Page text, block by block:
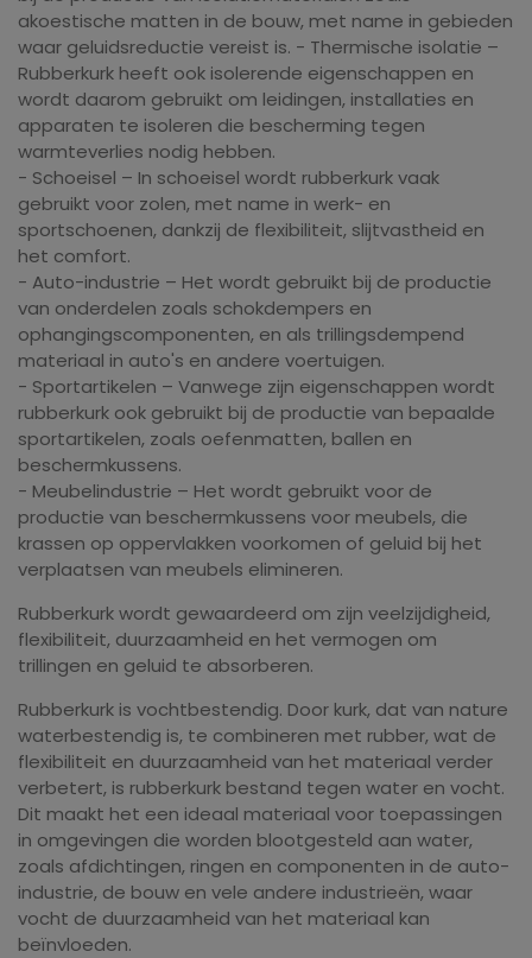
akoestische matten in de bouw, met name in gebieden
waar geluidsreductie vereist is. - Thermische isolatie –
Rubberkurk heeft ook isolerende eigenschappen en
wordt daarom gebruikt om leidingen, installaties en
apparaten te isoleren die bescherming tegen
warmteverlies nodig hebben.
- Schoeisel – In schoeisel wordt rubberkurk vaak
gebruikt voor zolen, met name in werk- en
sportschoenen, dankzij de flexibiliteit, slijtvastheid en
het comfort.
- Auto-industrie – Het wordt gebruikt bij de productie
van onderdelen zoals schokdempers en
ophangingscomponenten, en als trillingsdempend
materiaal in auto's en andere voertuigen.
- Sportartikelen – Vanwege zijn eigenschappen wordt
rubberkurk ook gebruikt bij de productie van bepaalde
sportartikelen, zoals oefenmatten, ballen en
beschermkussens.
- Meubelindustrie – Het wordt gebruikt voor de
productie van beschermkussens voor meubels, die
krassen op oppervlakken voorkomen of geluid bij het
verplaatsen van meubels elimineren.
Rubberkurk wordt gewaardeerd om zijn veelzijdigheid,
flexibiliteit, duurzaamheid en het vermogen om
trillingen en geluid te absorberen.
Rubberkurk is vochtbestendig. Door kurk, dat van nature
waterbestendig is, te combineren met rubber, wat de
flexibiliteit en duurzaamheid van het materiaal verder
verbetert, is rubberkurk bestand tegen water en vocht.
Dit maakt het een ideaal materiaal voor toepassingen
in omgevingen die worden blootgesteld aan water,
zoals afdichtingen, ringen en componenten in de auto-
industrie, de bouw en vele andere industrieën, waar
vocht de duurzaamheid van het materiaal kan
beïnvloeden.